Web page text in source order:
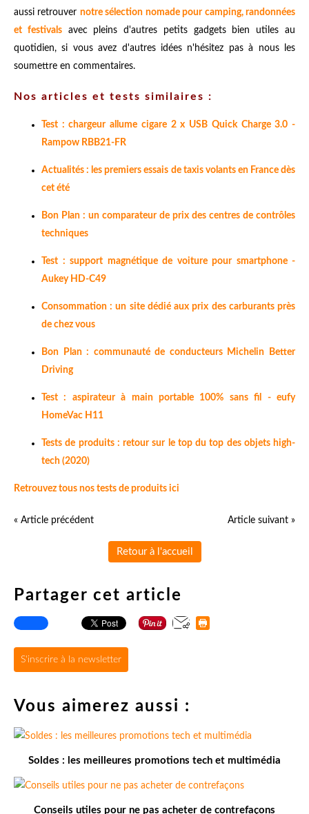
aussi retrouver notre sélection nomade pour camping, randonnées
et festivalsavec pleins d'autres petits gadgets bien utiles au
quotidien, si vous avez d'autres idées n'hésitez pas à nous les
soumettre en commentaires.
Nos articles et tests similaires :
Test : chargeur allume cigare 2 x USB Quick Charge 3.0 -
Rampow RBB21-FR
Actualités : les premiers essais de taxis volants en France dès
cet été
Bon Plan : un comparateur de prix des centres de contrôles
techniques
Test : support magnétique de voiture pour smartphone -
Aukey HD-C49
Consommation : un site dédié aux prix des carburants près
de chez vous
Bon Plan : communauté de conducteurs Michelin Better
Driving
Test : aspirateur à main portable 100% sans fil - eufy
HomeVac H11
Tests de produits : retour sur le top du top des objets high-
tech (2020)
Retrouvez tous nos tests de produits ici
« Article précédent Article suivant »
Retour à l'accueil
Partager cet article
S'inscrire à la newsletter
Vous aimerez aussi :
Soldes : les meilleures promotions tech et multimédia
Conseils utiles pour ne pas acheter de contrefaçons